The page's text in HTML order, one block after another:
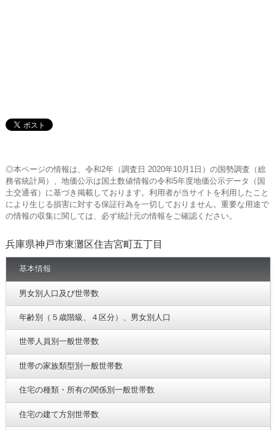
◎本ページの情報は、令和2年（調査日 2020年10月1日）の国勢調査（総
務省統計局）、地価公示は国土数値情報の令和5年度地価公示データ（国
土交通省）に基づき掲載しております。利用者が当サイトを利用したこと
により生じる損害に対する保証行為を一切しておりません。重要な用途で
の情報の収集に関しては、必ず統計元の情報をご確認ください。
兵庫県神戸市東灘区住吉宮町五丁目
基本情報
男女別人口及び世帯数
年齢別（５歳階級、４区分）、男女別人口
世帯人員別一般世帯数
世帯の家族類型別一般世帯数
住宅の種類・所有の関係別一般世帯数
住宅の建て方別世帯数